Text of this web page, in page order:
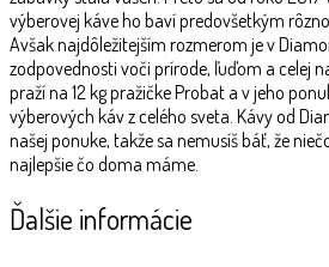
výberovej káve ho baví predovšetkým
Avšak najdôležitejším rozmerom je v
zodpovednosti voči prírode, ľuďom a celej
praží na 12 kg pražičke Probat a v jeho
výberových káv z celého sveta. Kávy od
našej ponuke, takže sa nemusíš báť, že
najlepšie čo doma máme.
Ďalšie informácie